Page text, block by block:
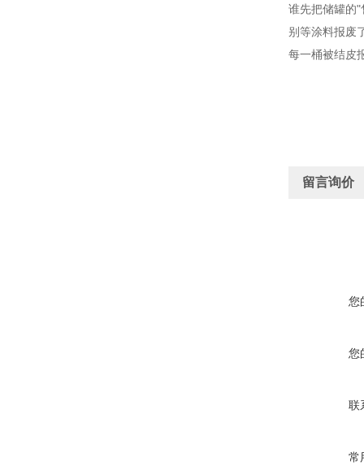
谁先把储罐的
别等涂料报废
每一桶被结皮
留言询价
您
您
联
常